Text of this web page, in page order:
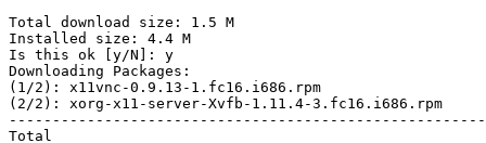
Total download size: 1.5 M
Installed size: 4.4 M
Is this ok [y/N]: y
Downloading Packages:
(1/2): x11vnc-0.9.13-1.fc16.i686.rpm
(2/2): xorg-x11-server-Xvfb-1.11.4-
Total